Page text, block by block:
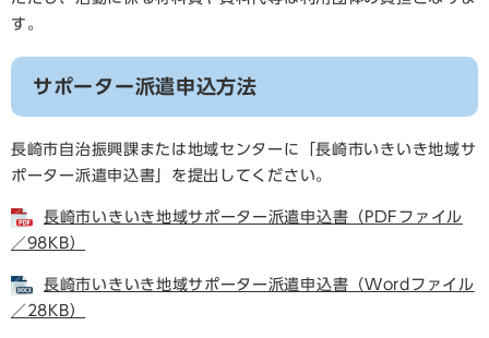
す。
サポーター派遣申込方法
長崎市自治振興課または地域センターに「長崎市いきいき地域サ
ポーター派遣申込書」を提出してください。
長崎市いきいき地域サポーター派遣申込書（PDFファイル
／98KB）
長崎市いきいき地域サポーター派遣申込書（Wordファイル
／28KB）